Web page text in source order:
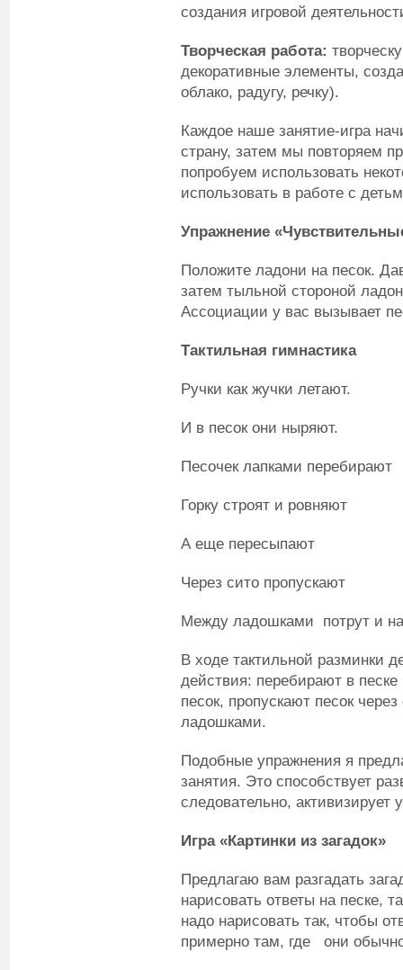
создания игровой
Творческая работа:
декоративные элементы,
облако, радугу, речку).
Каждое наше занятие-игра
страну, затем мы повторяем
попробуем использовать
использовать в работе с
Упражнение
Положите ладони на песок.
затем тыльной стороной
Ассоциации у вас вызывает
Тактильная гимнастика
Ручки как жучки летают.
И в песок они ныряют.
Песочек лапками перебирают
Горку строят и ровняют
А еще пересыпают
Через сито пропускают
Между ладошками потрут и
В ходе тактильной разминки
действия: перебирают в песке
песок, пропускают песок
ладошками.
Подобные упражнения я
занятия. Это способствует
следовательно, активизирует
Игра «Картинки из загадок»
Предлагаю вам разгадать
нарисовать ответы на песке,
надо нарисовать так, чтобы
примерно там, где они